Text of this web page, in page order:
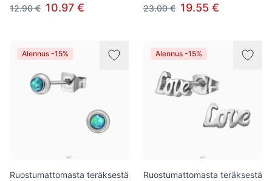
12.90 € 10.97 €
23.00 € 19.55 €
Alennus -15%
Ruostumattomasta teräksestä
Alennus -15%
Ruostumattomasta teräksestä